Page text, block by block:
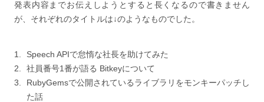
発表内容までお伝えしようとすると長くなるので書きません
が、それぞれのタイトルは↓のようなものでした。
Speech APIで怠惰な社長を助けてみた
社員番号1番が語る Bitkeyについて
RubyGemsで公開されているライブラリをモンキーパッチし
た話